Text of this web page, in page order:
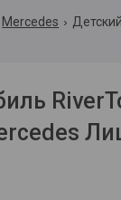
Mercedes